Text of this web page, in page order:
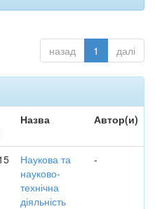
назад 1 далі
Назва Автор(и)
Наукова та
науково-
технічна
діяльність
-